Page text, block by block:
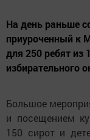
На день раньше
приуроченный к
для 250 ребят из
избирательного
Большое
и посещением
150 сирот и